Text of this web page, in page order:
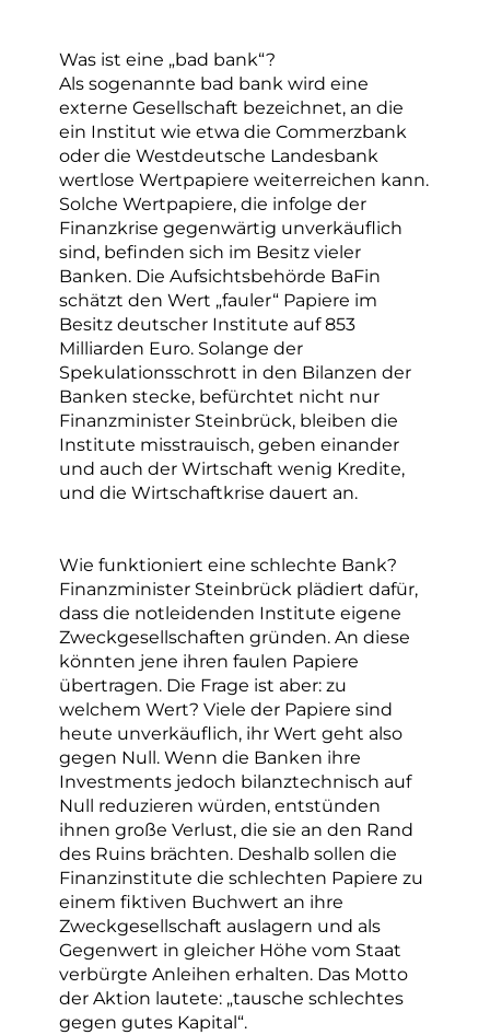
Was ist eine „bad bank“?
Als sogenannte bad bank wird eine
externe Gesellschaft bezeichnet, an die
ein Institut wie etwa die Commerzbank
oder die Westdeutsche Landesbank
wertlose Wertpapiere weiterreichen kann.
Solche Wertpapiere, die infolge der
Finanzkrise gegenwärtig unverkäuflich
sind, befinden sich im Besitz vieler
Banken. Die Aufsichtsbehörde BaFin
schätzt den Wert „fauler“ Papiere im
Besitz deutscher Institute auf 853
Milliarden Euro. Solange der
Spekulationsschrott in den Bilanzen der
Banken stecke, befürchtet nicht nur
Finanzminister Steinbrück, bleiben die
Institute misstrauisch, geben einander
und auch der Wirtschaft wenig Kredite,
und die Wirtschaftkrise dauert an.
Wie funktioniert eine schlechte Bank?
Finanzminister Steinbrück plädiert dafür,
dass die notleidenden Institute eigene
Zweckgesellschaften gründen. An diese
könnten jene ihren faulen Papiere
übertragen. Die Frage ist aber: zu
welchem Wert? Viele der Papiere sind
heute unverkäuflich, ihr Wert geht also
gegen Null. Wenn die Banken ihre
Investments jedoch bilanztechnisch auf
Null reduzieren würden, entstünden
ihnen große Verlust, die sie an den Rand
des Ruins brächten. Deshalb sollen die
Finanzinstitute die schlechten Papiere zu
einem fiktiven Buchwert an ihre
Zweckgesellschaft auslagern und als
Gegenwert in gleicher Höhe vom Staat
verbürgte Anleihen erhalten. Das Motto
der Aktion lautete: „tausche schlechtes
gegen gutes Kapital“.